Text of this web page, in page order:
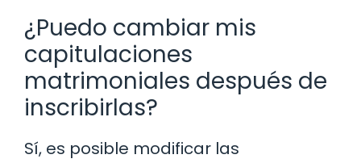
¿Puedo cambiar mis
capitulaciones
matrimoniales después de
inscribirlas?
Sí, es posible modificar las